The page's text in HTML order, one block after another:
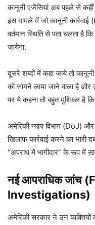
कानूनी एजेंसियां अब पहले से
इस मामले में जो कानूनी
वर्तमान स्थिति से पता चलता
जायेगा.
दूसरे शब्दों में कहा जाये तो
को सामने लाया जाने वाला है
पर ये कहना तो बहुत मुश्किल है
अमेरिकी न्याय विभाग (DoJ)
खिलाफ कार्रवाई करने का भारी
“अपराध में भागीदार” के रूप में
नई आपराधिक जांच
Investigations)
अमेरिकी सरकार ने उन